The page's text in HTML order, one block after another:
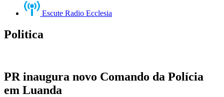
Escute Radio Ecclesia
Politica
PR inaugura novo Comando da Polícia
em Luanda